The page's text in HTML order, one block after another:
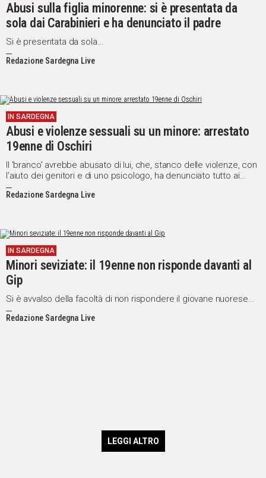
Abusi sulla figlia minorenne: si è presentata da
sola dai Carabinieri e ha denunciato il padre
Si è presentata da sola...
Redazione Sardegna Live
IN SARDEGNA
Abusi e violenze sessuali su un minore: arrestato
19enne di Oschiri
Il 'branco' avrebbe abusato di lui, che, stanco delle violenze, con
l'aiuto dei genitori e di uno psicologo, ha denunciato tutto ai
carabinieri facendo arrestare un 19enne.
Redazione Sardegna Live
IN SARDEGNA
Minori seviziate: il 19enne non risponde davanti al
Gip
Si è avvalso della facoltà di non rispondere il giovane nuorese...
Redazione Sardegna Live
LEGGI ALTRO